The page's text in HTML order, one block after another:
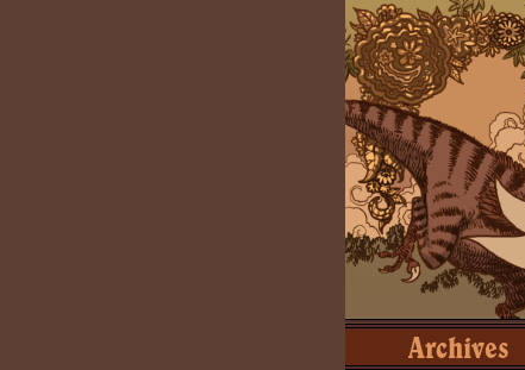
Archives